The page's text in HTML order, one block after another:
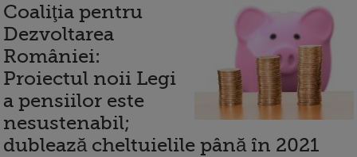
Coaliţia pentru
Dezvoltarea
României:
Proiectul noii Legi
a pensiilor este
nesustenabil;
dublează cheltuielile până în 2021